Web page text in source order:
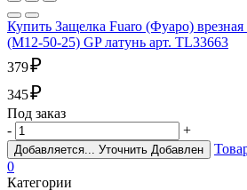
Купить Защелка Fuaro (Фуаро)
(M12-50-25) GP латунь арт. TL33663
379₽
345₽
Под заказ
-
+
Добавляется... Уточнить Добавлен
0
Категории